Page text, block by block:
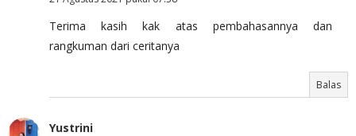
Terima kasih kak atas pembahasannya dan
rangkuman dari ceritanya
Balas
Yustrini